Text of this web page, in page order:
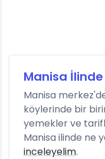
Manisa İlinde
Manisa
köylerinde bir
yemekler ve
Manisa ilinde ne
inceleyelim.